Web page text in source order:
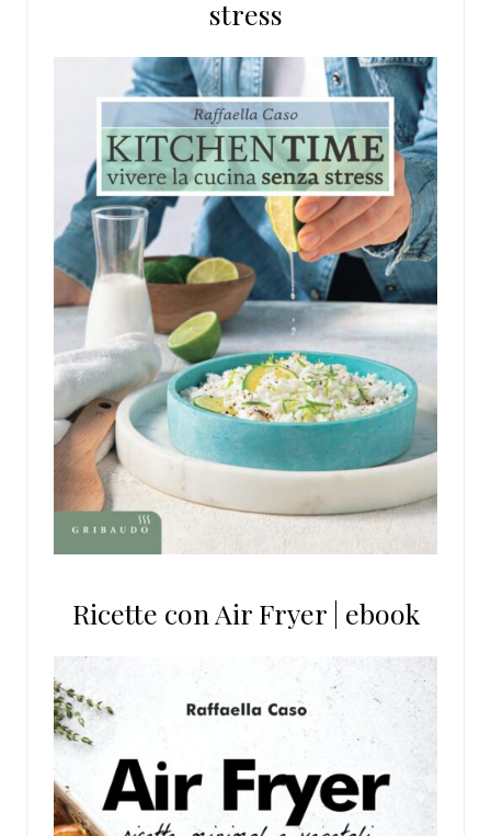
stress
Ricette con Air Fryer | ebook